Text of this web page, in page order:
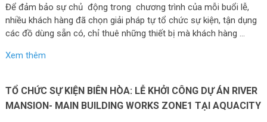
Để đảm bảo sự chủ động trong chương trình của mỗi buổi lễ,
nhiều khách hàng đã chọn giải pháp tự tổ chức sự kiện, tận dụng
các đồ dùng sẵn có, chỉ thuê những thiết bị mà khách hàng …
Xem thêm
TỔ CHỨC SỰ KIỆN BIÊN HÒA: LỄ KHỞI CÔNG DỰ ÁN RIVER
MANSION- MAIN BUILDING WORKS ZONE1 TẠI AQUACITY